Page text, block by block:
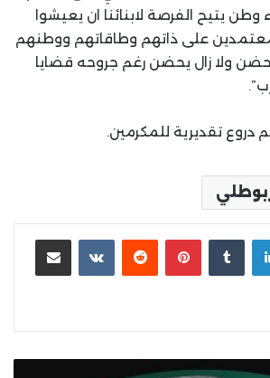
وطن يتيح الفرصة لابنائنا ان يعيشوا
على ذاتهم وطاقاتهم ووطنهم
حضن ولا زال يحضن رغم جروحه قضايا
دروع تقديرية للمكرمين.
لينكدإن بينتيريست مشاركة عبر البريد